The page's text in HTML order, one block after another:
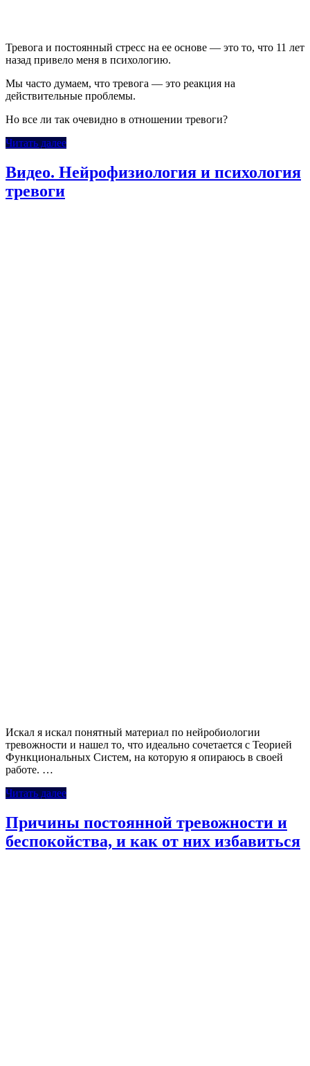
Тревога и постоянный стресс на ее основе — это то, что 11 лет
назад привело меня в психологию.
Мы часто думаем, что тревога — это реакция на
действительные проблемы.
Но все ли так очевидно в отношении тревоги?
Читать далее
Видео. Нейрофизиология и психология
тревоги
Искал я искал понятный материал по нейробиологии
тревожности и нашел то, что идеально сочетается с Теорией
Функциональных Систем, на которую я опираюсь в своей
работе. …
Читать далее
Причины постоянной тревожности и
беспокойства, и как от них избавиться